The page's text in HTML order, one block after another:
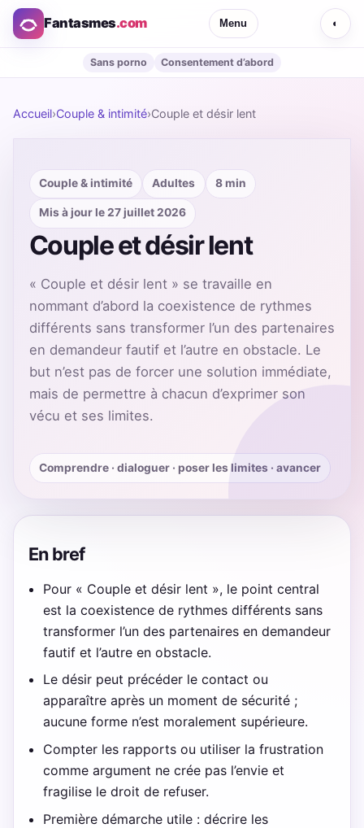
Fantasmes.com Menu ◐
Sans porno Consentement d’abord
Accueil›Couple & intimité›Couple et désir lent
Couple & intimité Adultes 8 min
Mis à jour le 27 juillet 2026
Couple et désir lent
« Couple et désir lent » se travaille en
nommant d’abord la coexistence de rythmes
différents sans transformer l’un des partenaires
en demandeur fautif et l’autre en obstacle. Le
but n’est pas de forcer une solution immédiate,
mais de permettre à chacun d’exprimer son
vécu et ses limites.
Comprendre · dialoguer · poser les limites · avancer
En bref
Pour « Couple et désir lent », le point central
est la coexistence de rythmes différents sans
transformer l’un des partenaires en demandeur
fautif et l’autre en obstacle.
Le désir peut précéder le contact ou
apparaître après un moment de sécurité ;
aucune forme n’est moralement supérieure.
Compter les rapports ou utiliser la frustration
comme argument ne crée pas l’envie et
fragilise le droit de refuser.
Première démarche utile : décrire les